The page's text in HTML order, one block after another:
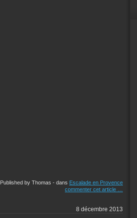
Published by Thomas - dans Escalade en Provence
commenter cet article
8 décembre 2013